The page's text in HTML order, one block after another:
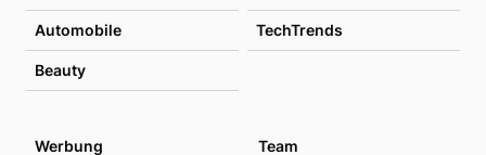
Automobile TechTrends
Beauty
Werbung Team